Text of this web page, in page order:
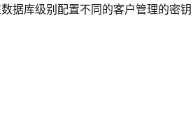
据库级别配置不同的客户管理的密钥